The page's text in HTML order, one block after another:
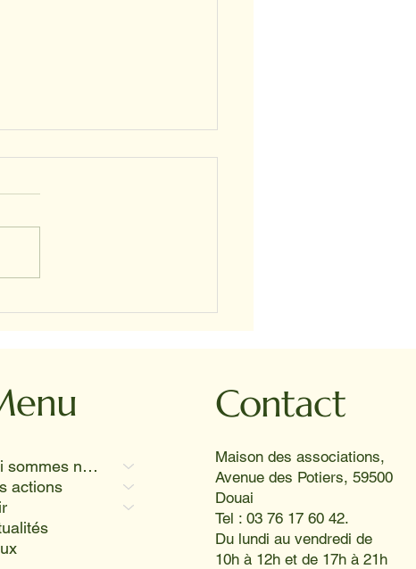
ET PROSPER
Qui sommes nous
actions
Contact
Maison des associations,
Avenue des Potiers, 59500
Douai
Tel : 03 76 17 60 42.
Du lundi au vendredi de
10h à 12h et de 17h à 21h